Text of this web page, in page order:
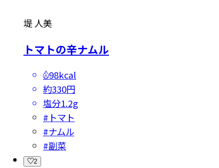
堤 人美
トマトの辛ナムル
98kcal
約330円
塩分1.2g
# トマト
#ナムル
#副菜
2